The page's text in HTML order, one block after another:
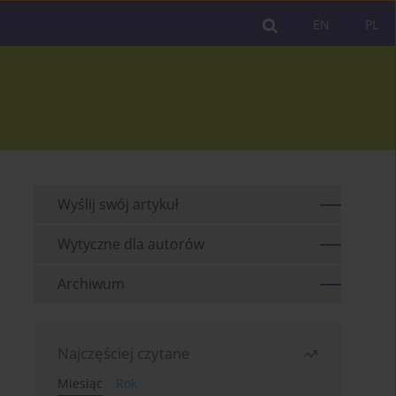
PL
EN
Wyślij swój artykuł
Wytyczne dla autorów
Archiwum
Najczęściej czytane
Miesiąc
Rok